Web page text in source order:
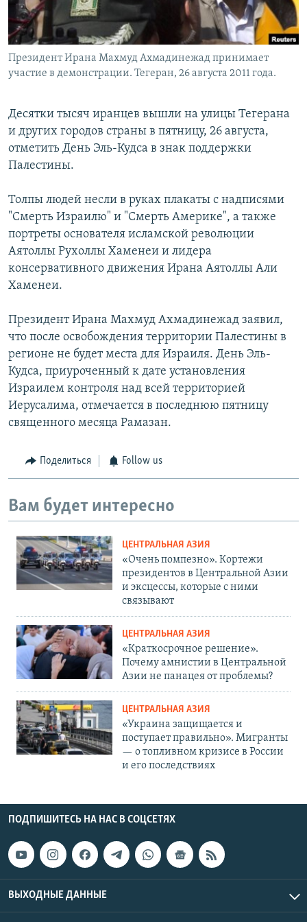
Президент Ирана Махмуд Ахмадинежад принимает
участие в демонстрации. Тегеран, 26 августа 2011 года.
Десятки тысяч иранцев вышли на улицы Тегерана
и других городов страны в пятницу, 26 августа,
отметить День Эль-Кудса в знак поддержки
Палестины.
Толпы людей несли в руках плакаты с надписями
"Смерть Израилю" и "Смерть Америке", а также
портреты основателя исламской революции
Аятоллы Рухоллы Хаменеи и лидера
консервативного движения Ирана Аятоллы Али
Хаменеи.
Президент Ирана Махмуд Ахмадинежад заявил,
что после освобождения территории Палестины в
регионе не будет места для Израиля. День Эль-
Кудса, приуроченный к дате установления
Израилем контроля над всей территорией
Иерусалима, отмечается в последнюю пятницу
священного месяца Рамазан.
Поделиться Follow us
Вам будет интересно
ЦЕНТРАЛЬНАЯ АЗИЯ
«Очень помпезно». Кортежи
президентов в Центральной Азии
и эксцессы, которые с ними
связывают
ЦЕНТРАЛЬНАЯ АЗИЯ
«Краткосрочное решение».
Почему амнистии в Центральной
Азии не панацея от проблемы?
ЦЕНТРАЛЬНАЯ АЗИЯ
«Украина защищается и
поступает правильно». Мигранты
— о топливном кризисе в России
и его последствиях
ПОДПИШИТЕСЬ НА НАС В СОЦСЕТЯХ
ВЫХОДНЫЕ ДАННЫЕ